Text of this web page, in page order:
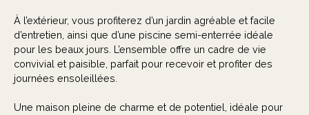
À l’extérieur, vous profiterez d’un jardin agréable et facile
d’entretien, ainsi que d’une piscine semi-enterrée idéale
pour les beaux jours. L’ensemble offre un cadre de vie
convivial et paisible, parfait pour recevoir et profiter des
journées ensoleillées.
Une maison pleine de charme et de potentiel, idéale pour